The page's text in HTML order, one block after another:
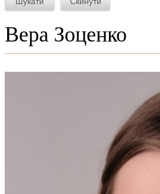
Вера Зоценко